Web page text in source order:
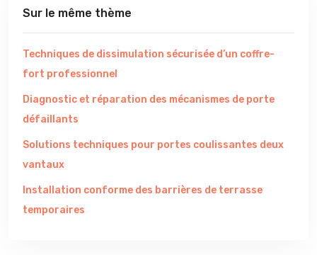
Sur le même thème
Techniques de dissimulation sécurisée d’un coffre-
fort professionnel
Diagnostic et réparation des mécanismes de porte
défaillants
Solutions techniques pour portes coulissantes deux
vantaux
Installation conforme des barrières de terrasse
temporaires